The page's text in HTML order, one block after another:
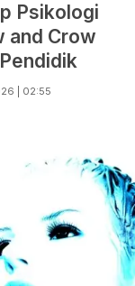
Psikologi
and Crow
| 02:55